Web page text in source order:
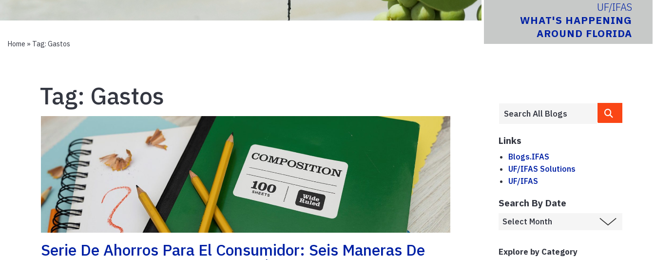
UF/IFAS
WHAT'S HAPPENING
AROUND FLORIDA
Home » Tag: Gastos
Tag: Gastos
Serie De Ahorros Para El Consumidor: Seis Maneras De
Links
Blogs.IFAS
UF/IFAS Solutions
UF/IFAS
Search By Date
Explore by Category